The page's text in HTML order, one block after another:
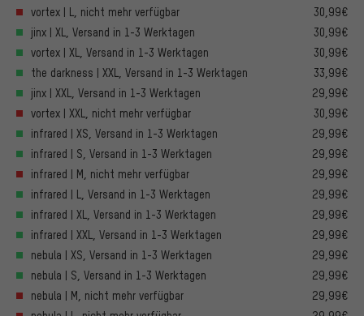
vortex | L, nicht mehr verfügbar
30,99€
jinx | XL, Versand in 1-3 Werktagen
30,99€
vortex | XL, Versand in 1-3 Werktagen
30,99€
the darkness | XXL, Versand in 1-3 Werktagen
33,99€
jinx | XXL, Versand in 1-3 Werktagen
29,99€
vortex | XXL, nicht mehr verfügbar
30,99€
infrared | XS, Versand in 1-3 Werktagen
29,99€
infrared | S, Versand in 1-3 Werktagen
29,99€
infrared | M, nicht mehr verfügbar
29,99€
infrared | L, Versand in 1-3 Werktagen
29,99€
infrared | XL, Versand in 1-3 Werktagen
29,99€
infrared | XXL, Versand in 1-3 Werktagen
29,99€
nebula | XS, Versand in 1-3 Werktagen
29,99€
nebula | S, Versand in 1-3 Werktagen
29,99€
nebula | M, nicht mehr verfügbar
29,99€